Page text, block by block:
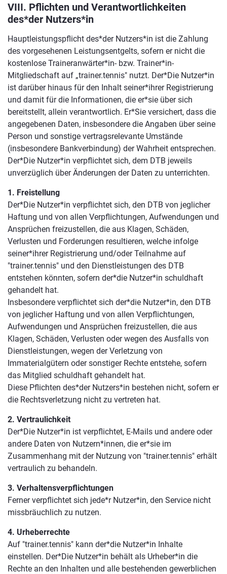
VIII. Pflichten und Verantwortlichkeiten
des*der Nutzers*in
Hauptleistungspflicht des*der Nutzers*in ist die Zahlung
des vorgesehenen Leistungsentgelts, sofern er nicht die
kostenlose Traineranwärter*in- bzw. Trainer*in-
Mitgliedschaft auf „trainer.tennis" nutzt. Der*Die Nutzer*in
ist darüber hinaus für den Inhalt seiner*ihrer Registrierung
und damit für die Informationen, die er*sie über sich
bereitstellt, allein verantwortlich. Er*Sie versichert, dass die
angegebenen Daten, insbesondere die Angaben über seine
Person und sonstige vertragsrelevante Umstände
(insbesondere Bankverbindung) der Wahrheit entsprechen.
Der*Die Nutzer*in verpflichtet sich, dem DTB jeweils
unverzüglich über Änderungen der Daten zu unterrichten.
1. Freistellung
Der*Die Nutzer*in verpflichtet sich, den DTB von jeglicher
Haftung und von allen Verpflichtungen, Aufwendungen und
Ansprüchen freizustellen, die aus Klagen, Schäden,
Verlusten und Forderungen resultieren, welche infolge
seiner*ihrer Registrierung und/oder Teilnahme auf
"trainer.tennis" und den Dienstleistungen des DTB
entstehen könnten, sofern der*die Nutzer*in schuldhaft
gehandelt hat.
Insbesondere verpflichtet sich der*die Nutzer*in, den DTB
von jeglicher Haftung und von allen Verpflichtungen,
Aufwendungen und Ansprüchen freizustellen, die aus
Klagen, Schäden, Verlusten oder wegen des Ausfalls von
Dienstleistungen, wegen der Verletzung von
Immaterialgütern oder sonstiger Rechte entstehe, sofern
das Mitglied schuldhaft gehandelt hat.
Diese Pflichten des*der Nutzers*in bestehen nicht, sofern er
die Rechtsverletzung nicht zu vertreten hat.
2. Vertraulichkeit
Der*Die Nutzer*in ist verpflichtet, E-Mails und andere oder
andere Daten von Nutzern*innen, die er*sie im
Zusammenhang mit der Nutzung von "trainer.tennis" erhält
vertraulich zu behandeln.
3. Verhaltensverpflichtungen
Ferner verpflichtet sich jede*r Nutzer*in, den Service nicht
missbräuchlich zu nutzen.
4. Urheberrechte
Auf "trainer.tennis" kann der*die Nutzer*in Inhalte
einstellen. Der*Die Nutzer*in behält als Urheber*in die
Rechte an den Inhalten und alle bestehenden gewerblichen